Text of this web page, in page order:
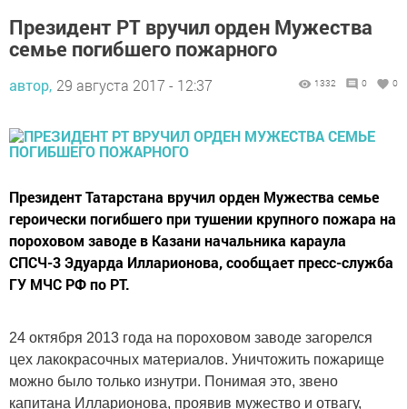
Президент РТ вручил орден Мужества
семье погибшего пожарного
автор, 29 августа 2017 - 12:37 1332 0 0
Президент Татарстана вручил орден Мужества семье
героически погибшего при тушении крупного пожара на
пороховом заводе в Казани начальника караула
СПСЧ-3 Эдуарда Илларионова, сообщает пресс-служба
ГУ МЧС РФ по РТ.
24 октября 2013 года на пороховом заводе загорелся
цех лакокрасочных материалов. Уничтожить пожарище
можно было только изнутри. Понимая это, звено
капитана Илларионова, проявив мужество и отвагу,